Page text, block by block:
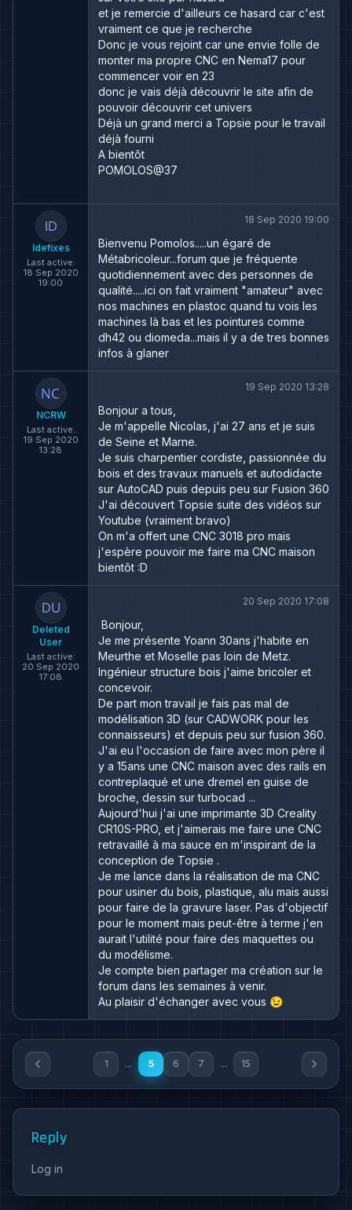
et je remercie d'ailleurs ce hasard car c'est
vraiment ce que je recherche
Donc je vous rejoint car une envie folle de
monter ma propre CNC en Nema17 pour
commencer voir en 23
donc je vais déjà découvrir le site afin de
pouvoir découvrir cet univers
Déjà un grand merci a Topsie pour le travail
déjà fourni
A bientôt
POMOLOS@37
Idefixes
Last active:
18 Sep 2020
19:00
18 Sep 2020 19:00
Bienvenu Pomolos.....un égaré de
Métabricoleur...forum que je fréquente
quotidiennement avec des personnes de
qualité.....ici on fait vraiment "amateur" avec
nos machines en plastoc quand tu vois les
machines là bas et les pointures comme
dh42 ou diomeda...mais il y a de tres bonnes
infos à glaner
NCRW
Last active:
19 Sep 2020
13:28
19 Sep 2020 13:28
Bonjour a tous,
Je m'appelle Nicolas, j'ai 27 ans et je suis
de Seine et Marne.
Je suis charpentier cordiste, passionnée du
bois et des travaux manuels et autodidacte
sur AutoCAD puis depuis peu sur Fusion 360
J'ai découvert Topsie suite des vidéos sur
Youtube (vraiment bravo)
On m'a offert une CNC 3018 pro mais
j'espère pouvoir me faire ma CNC maison
bientôt :D
Deleted
User
Last active:
20 Sep 2020
17:08
20 Sep 2020 17:08
Bonjour,
Je me présente Yoann 30ans j'habite en
Meurthe et Moselle pas loin de Metz.
Ingénieur structure bois j'aime bricoler et
concevoir.
De part mon travail je fais pas mal de
modélisation 3D (sur CADWORK pour les
connaisseurs) et depuis peu sur fusion 360.
J'ai eu l'occasion de faire avec mon père il
y a 15ans une CNC maison avec des rails en
contreplaqué et une dremel en guise de
broche, dessin sur turbocad ...
Aujourd'hui j'ai une imprimante 3D Creality
CR10S-PRO, et j'aimerais me faire une CNC
retravaillé à ma sauce en m'inspirant de la
conception de Topsie .
Je me lance dans la réalisation de ma CNC
pour usiner du bois, plastique, alu mais aussi
pour faire de la gravure laser. Pas d'objectif
pour le moment mais peut-être à terme j'en
aurait l'utilité pour faire des maquettes ou
du modélisme.
Je compte bien partager ma création sur le
forum dans les semaines à venir.
Au plaisir d'échanger avec vous 😉
1 ... 5 6 7 ... 15
Reply
Log in